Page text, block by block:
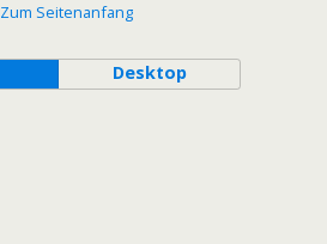
Zum Seitenanfang
Desktop